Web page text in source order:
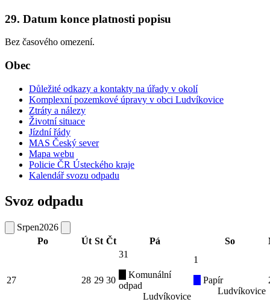
29. Datum konce platnosti popisu
Bez časového omezení.
Obec
Důležité odkazy a kontakty na úřady v okolí
Komplexní pozemkové úpravy v obci Ludvíkovice
Ztráty a nálezy
Životní situace
Jízdní řády
MAS Český sever
Mapa webu
Policie ČR Ústeckého kraje
Kalendář svozu odpadu
Svoz odpadu
Srpen2026
Po
Út St Čt Pá So
27 28 29 30
31
Komunální
odpad
Ludvíkovice
1
Papír
Ludvíkovice